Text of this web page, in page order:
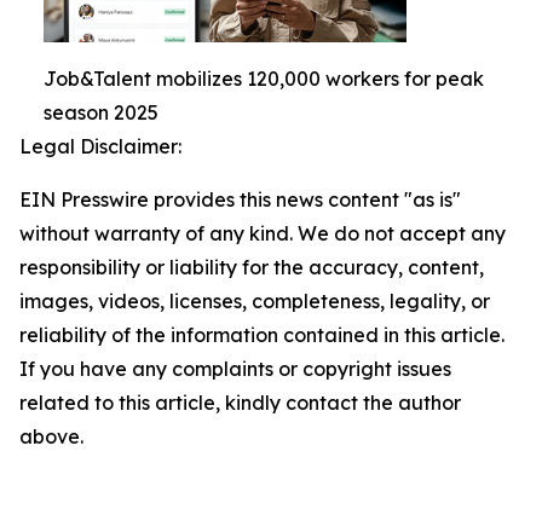
Job&Talent mobilizes 120,000 workers for peak
season 2025
Legal Disclaimer:
EIN Presswire provides this news content "as is"
without warranty of any kind. We do not accept any
responsibility or liability for the accuracy, content,
images, videos, licenses, completeness, legality, or
reliability of the information contained in this article.
If you have any complaints or copyright issues
related to this article, kindly contact the author
above.